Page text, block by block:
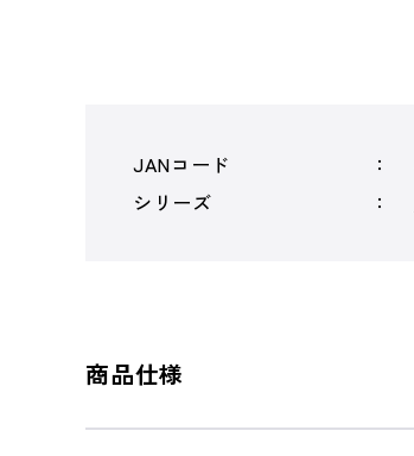
JANコード
シリーズ
商品仕様